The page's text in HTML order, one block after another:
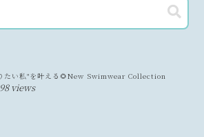
たい私"を叶える🌻New Swimwear Collection
views